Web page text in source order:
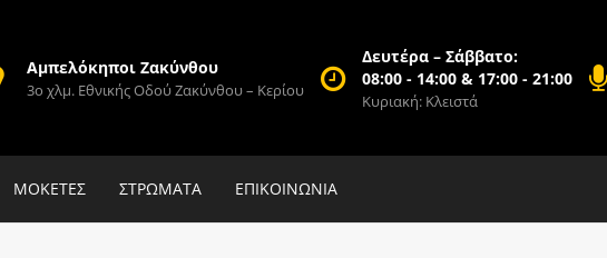
Αμπελόκηποι Ζακύνθου
3ο χλμ. Εθνικής Οδού Ζακύνθου – Κερίου
Δευτέρα – Σάββατο:
08:00 - 14:00 & 17:00 - 21:00
Κυριακή: Κλειστά
ΜΟΚΕΤΕΣ ΣΤΡΩΜΑΤΑ ΕΠΙΚΟΙΝΩΝΙΑ